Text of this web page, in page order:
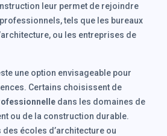
leur permet de rejoindre
tels que les bureaux
ou les entreprises de
une option envisageable pour
Certains choisissent de
dans les domaines de
ou de la construction durable.
des écoles d’architecture ou